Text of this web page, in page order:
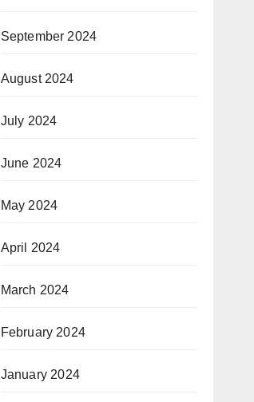
September 2024
August 2024
July 2024
June 2024
May 2024
April 2024
March 2024
February 2024
January 2024